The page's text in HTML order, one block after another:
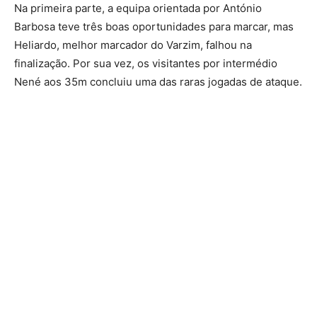
Na primeira parte, a equipa orientada por António
Barbosa teve três boas oportunidades para marcar, mas
Heliardo, melhor marcador do Varzim, falhou na
finalização. Por sua vez, os visitantes por intermédio
Nené aos 35m concluiu uma das raras jogadas de ataque.